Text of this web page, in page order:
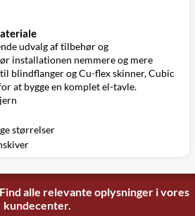
udvalg af tilbehør og
installationen nemmere og mere
blindflanger og Cu-flex skinner, Cubic
at bygge en komplet el-tavle.
størrelser
alle relevante oplysninger i vores
kundecenter.